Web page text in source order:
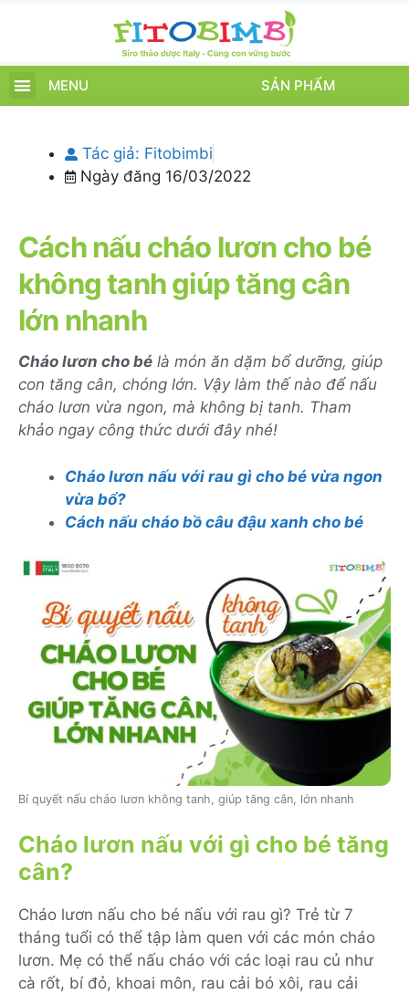
MENU SẢN PHẨM
Tác giả: Fitobimbi
Ngày đăng 16/03/2022
Cách nấu cháo lươn cho bé
không tanh giúp tăng cân
lớn nhanh
Cháo lươn cho bé là món ăn dặm bổ dưỡng, giúp
con tăng cân, chóng lớn. Vậy làm thế nào để nấu
cháo lươn vừa ngon, mà không bị tanh. Tham
khảo ngay công thức dưới đây nhé!
Cháo lươn nấu với rau gì cho bé vừa ngon
vừa bổ?
Cách nấu cháo bồ câu đậu xanh cho bé
Bí quyết nấu cháo lươn không tanh, giúp tăng cân, lớn nhanh
Cháo lươn nấu với gì cho bé tăng
cân?
Cháo lươn nấu cho bé nấu với rau gì? Trẻ từ 7
tháng tuổi có thể tập làm quen với các món cháo
lươn. Mẹ có thể nấu cháo với các loại rau củ như
cà rốt, bí đỏ, khoai môn, rau cải bó xôi, rau cải